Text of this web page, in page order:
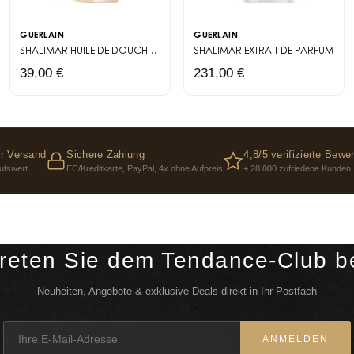
GUERLAIN
SHALIMAR HUILE DE DOUCHEHUILE SOYEUSE POUR LA DOUCHE
39,00 €
GUERLAIN
SHALIMAR EXTRAIT DE PARFUM
231,00 €
Versand Sichere Zahlung
EC/Kreditkarte, PayPal, 4x ohne Aufpreis
4,8/5 verifizierte
+ 28.000 zufriedene Kunden
Sie dem Tendance-Club
Neuheiten, Angebote & exklusive Deals direkt in Ihr Postfach
ANMELDEN